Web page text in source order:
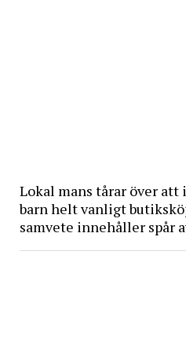
Lokal mans tårar över
barn helt vanligt
samvete innehåller spår